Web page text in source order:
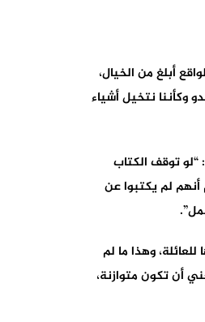
أبلغ من الخيال،
وكأننا نتخيل أشياء
“لو توقف الكتاب
أنهم لم يكتبوا عن
وهذا ما لم
أن تكون متوازنة،